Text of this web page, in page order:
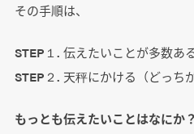
その手順は、
STEP１. 伝えたいことが多数あ
STEP２. 天秤にかける（どっち
もっとも伝えたいことはなにか